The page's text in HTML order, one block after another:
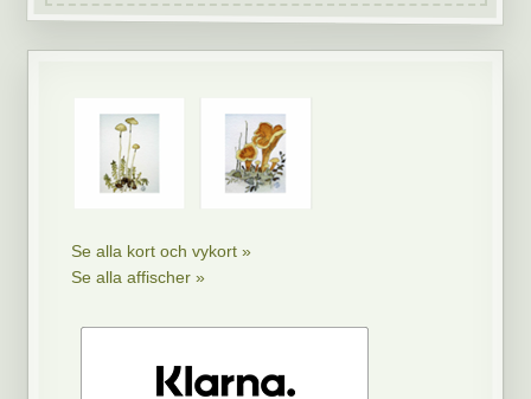
Se alla kort och vykort »
Se alla affischer »